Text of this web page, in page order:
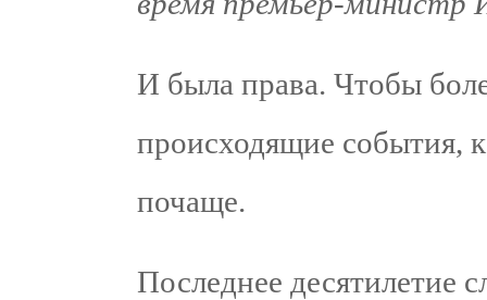
И была права. Чтобы
происходящие события,
почаще.
Последнее десятилетие